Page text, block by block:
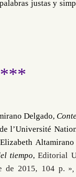
justas y
***
Delgado,
l’Université
Elizabeth
tiempo, Editorial
de 2015, 104 p. »